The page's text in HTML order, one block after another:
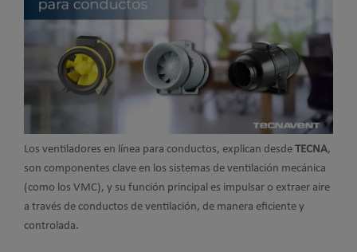
Los ventiladores en línea para conductos, explican desde TECNA,
son componentes clave en los sistemas de ventilación mecánica
(como los VMC), y su función principal es impulsar o extraer aire
a través de conductos de ventilación, de manera eficiente y
controlada.